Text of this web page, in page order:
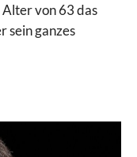
von 63 das
sein ganzes